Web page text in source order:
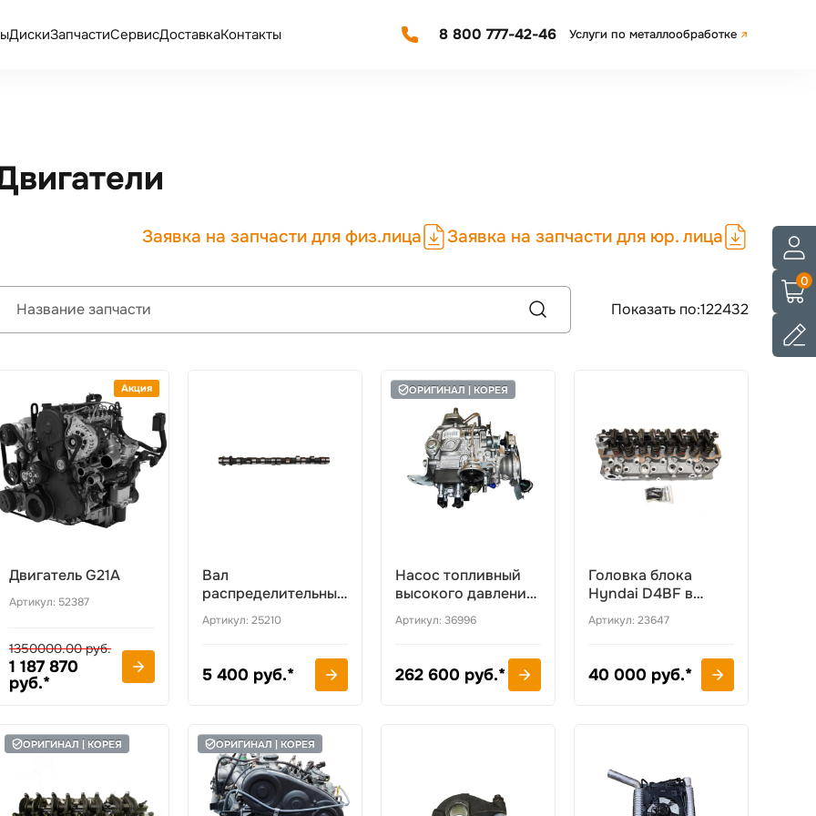
ДискиЗапчастиСервисДоставкаКонтакты 8 800 777-42-46 Услуги по металлообработке
0
Заявка на запчасти для физ.лица Заявка на запчасти для юр. лица
Название запчасти Показать по:122432
Акция
Двигатель G21A
Артикул: 52387
1350000.00 руб.
1 187 870
руб.*
Вал
распределительный
Hyundai
Артикул: 25210
5 400 руб.*
ОРИГИНАЛ | КОРЕЯ
Насос топливный
высокого давления
Hyundai D4BH
Артикул: 36996
262 600 руб.*
Головка блока
Hyndai D4BF в
сборе
Артикул: 23647
40 000 руб.*
ОРИГИНАЛ | КОРЕЯ ОРИГИНАЛ | КОРЕЯ